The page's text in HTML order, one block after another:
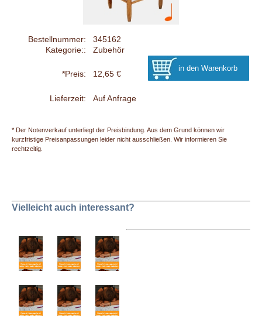
Bestellnummer:
345162
Kategorie::
Zubehör
*Preis: 12,65 €
Lieferzeit: Auf Anfrage
* Der Notenverkauf unterliegt der Preisbindung. Aus dem Grund können wir
kurzfristige Preisanpassungen leider nicht ausschließen. Wir informieren Sie
rechtzeitig.
Vielleicht auch interessant?